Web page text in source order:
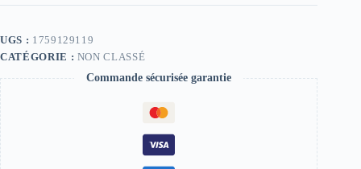
UGS : 1759129119
CATÉGORIE : NON CLASSÉ
Commande sécurisée garantie